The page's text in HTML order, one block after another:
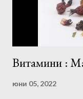
енергията. За
този комплекс от
Витамини :
юни 05, 2022